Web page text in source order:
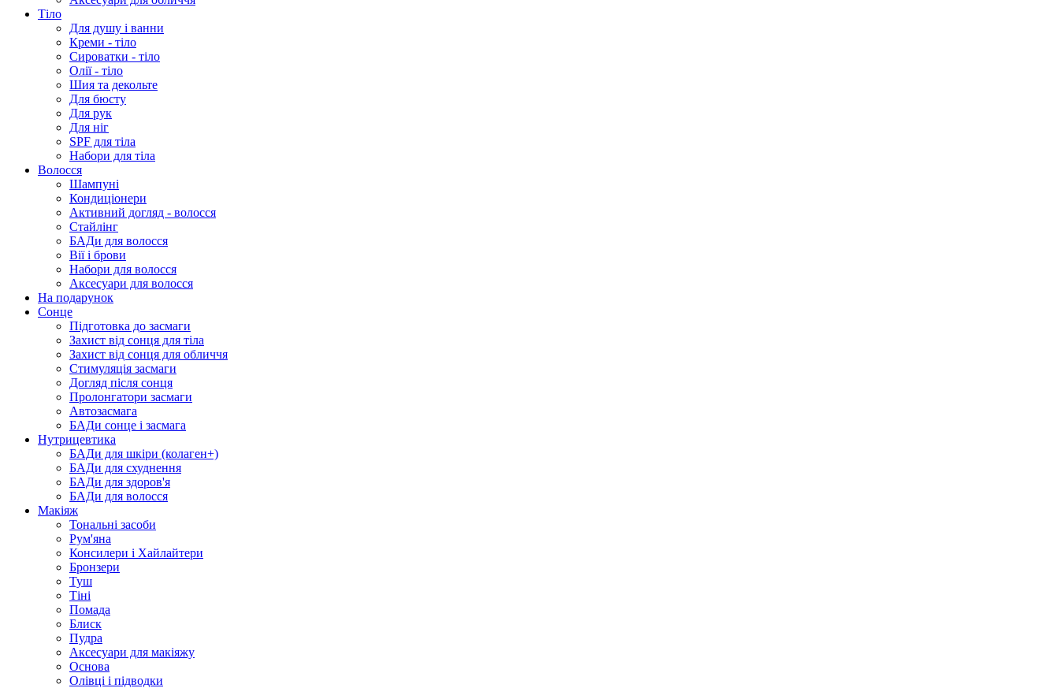
Тіло
Для душу і ванни
Креми - тіло
Сироватки - тіло
Олії - тіло
Шия та декольте
Для бюсту
Для рук
Для ніг
SPF для тіла
Набори для тіла
Волосся
Шампуні
Кондиціонери
Активний догляд - волосся
Стайлінг
БАДи для волосся
Вії і брови
Набори для волосся
Аксесуари для волосся
На подарунок
Сонце
Підготовка до засмаги
Захист від сонця для тіла
Захист від сонця для обличчя
Стимуляція засмаги
Догляд після сонця
Пролонгатори засмаги
Автозасмага
БАДи сонце і засмага
Нутрицевтика
БАДи для шкіри (колаген+)
БАДи для схуднення
БАДи для здоров'я
БАДи для волосся
Макіяж
Тональні засоби
Рум'яна
Консилери і Хайлайтери
Бронзери
Туш
Тіні
Помада
Блиск
Пудра
Аксесуари для макіяжу
Основа
Олівці і підводки